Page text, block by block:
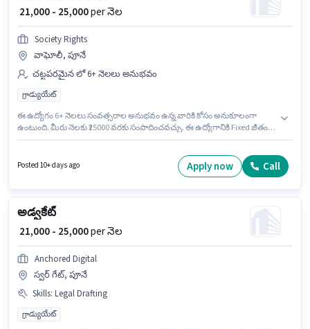
₹ 21,000 - 25,000per నెల
Society Rights
వాఘోలీ, పూనే
చట్టపరమైన లో 6+ నెలలు అనుభవం
గ్రాడ్యుయేట్
ఈ ఉద్యోగం 6+ నెలలు సంవత్సరాల అనుభవం ఉన్న వారికి కోసం అనుకూలంగా
ఉంటుంది. మీరు నెలకు ₹25000 వరకు సంపాదించవచ్చు. ఈ ఉద్యోగానికి Fixed జీతం
అసోసియేట్ లాయర్ ఉద్యోగానికి క్రియాశీలకంగా నియామకం జరుగుతోంది.
Posted 10+ days ago Apply now Call
అడ్వకేట్
₹ 21,000 - 25,000per నెల
Anchored Digital
స్వర్ గేట్, పూనే
Skills: Legal Drafting
గ్రాడ్యుయేట్